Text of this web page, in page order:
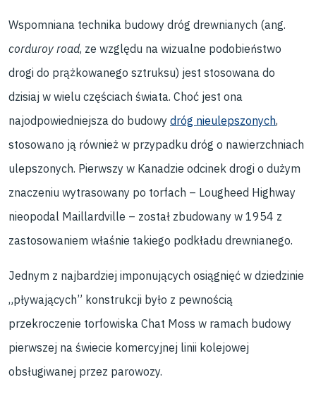
Wspomniana technika budowy dróg drewnianych (ang.
corduroy road, ze względu na wizualne podobieństwo
drogi do prążkowanego sztruksu) jest stosowana do
dzisiaj w wielu częściach świata. Choć jest ona
najodpowiedniejsza do budowy dróg nieulepszonych,
stosowano ją również w przypadku dróg o nawierzchniach
ulepszonych. Pierwszy w Kanadzie odcinek drogi o dużym
znaczeniu wytrasowany po torfach – Lougheed Highway
nieopodal Maillardville – został zbudowany w 1954 z
zastosowaniem właśnie takiego podkładu drewnianego.
Jednym z najbardziej imponujących osiągnięć w dziedzinie
„pływających” konstrukcji było z pewnością
przekroczenie torfowiska Chat Moss w ramach budowy
pierwszej na świecie komercyjnej linii kolejowej
obsługiwanej przez parowozy.